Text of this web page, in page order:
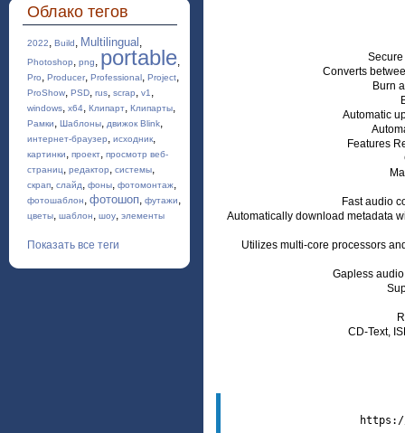
Облако тегов
2022, Build, Multilingual ,
Photoshop, png, portable,
Pro, Producer, Professional, Project,
ProShow, PSD, rus, scrap, v1 ,
windows, x64, Клипарт, Клипарты,
Рамки, Шаблоны, движок Blink,
интернет-браузер, исходник,
картинки, проект, просмотр веб-
страниц, редактор, системы,
скрап, слайд, фоны, фотомонтаж,
фотошаблон, фотошоп, футажи,
цветы, шаблон, шоу, элементы
Показать все теги
Converts
Burn
Automatic
Features
Fast audio
Automatically download metadata
Utilizes multi-core processors
Gapless
CD-Text,